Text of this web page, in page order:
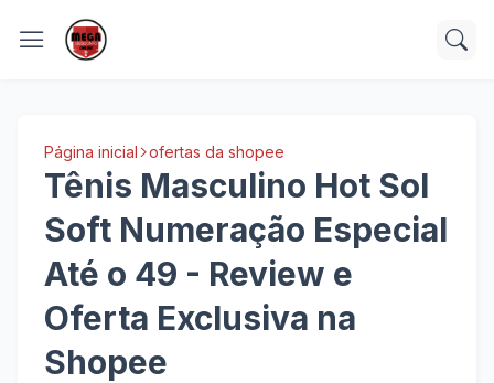
Página inicial ofertas da shopee
Tênis Masculino Hot Sol
Soft Numeração Especial
Até o 49 - Review e
Oferta Exclusiva na
Shopee